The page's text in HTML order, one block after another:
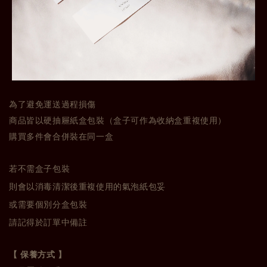
為了避免運送過程損傷
商品皆以硬抽屜紙盒包裝（盒子可作為收納盒重複使用）
購買多件會合併裝在同一盒
若不需盒子包裝
則會以消毒清潔後重複使用的氣泡紙包妥
或需要個別分盒包裝
請記得於訂單中備註
【 保養方式 】